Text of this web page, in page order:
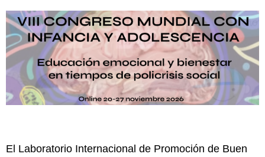
El Laboratorio Internacional de Promoción de Buen